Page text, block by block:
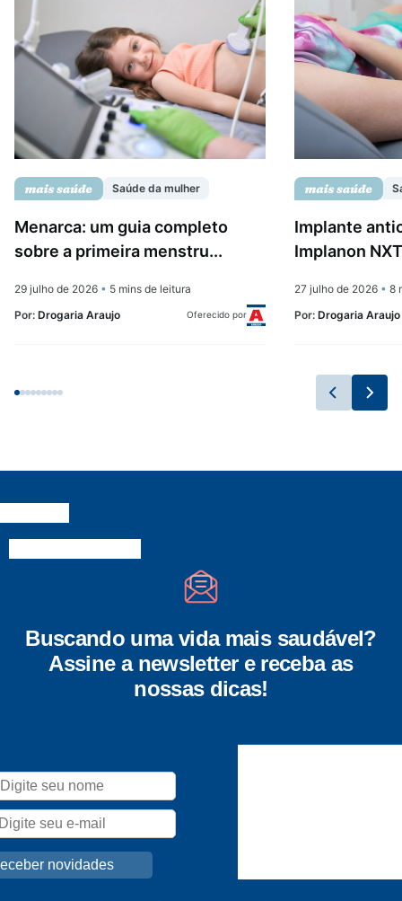
Saúde da mulher
Menarca: um guia completo
sobre a primeira menstru...
29 julho de 2026 • 5 mins de leitura
Por: Drogaria Araujo Oferecido por
Implante
Implanon
27 julho de 2026 • 8
Por: Drogaria Araujo
Buscando uma vida mais saudável?
Assine a newsletter e receba as
nossas dicas!